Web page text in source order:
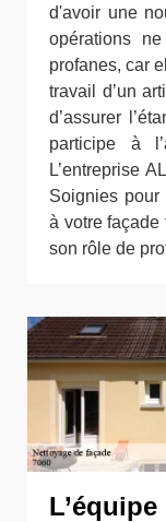
d'avoir une
opérations
profanes, car
travail d’un
d’assurer
participe à
L’entreprise
Soignies pour
à votre façade
son rôle de